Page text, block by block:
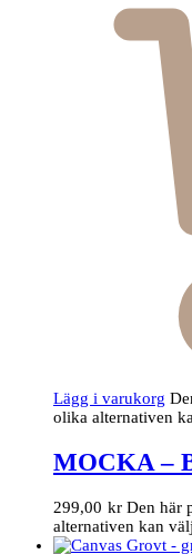
Lägg i varukorg
olika alternativen
MOCKA –
299,00 kr Den här
alternativen kan